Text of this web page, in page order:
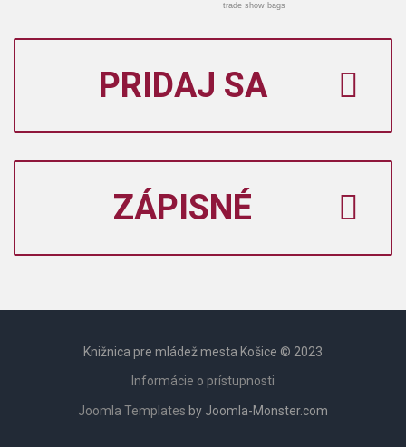
trade show bags
PRIDAJ SA
ZÁPISNÉ
Knižnica pre mládež mesta Košice © 2023
Informácie o prístupnosti
Joomla Templates by Joomla-Monster.com